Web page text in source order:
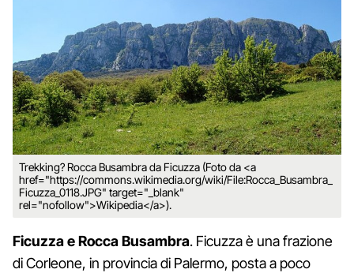
Trekking? Rocca Busambra da Ficuzza (Foto da <a
href="https://commons.wikimedia.org/wiki/File:Rocca_Busambra_
Ficuzza_0118.JPG" target="_blank"
rel="nofollow">Wikipedia</a>).
Ficuzza e Rocca Busambra. Ficuzza è una frazione
di Corleone, in provincia di Palermo, posta a poco